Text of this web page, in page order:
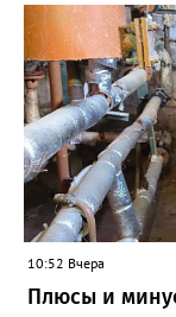
«Благодаря её
сильный
ценностями и
Ивановна навсегда
руководителем,
говорится в
соболезнования
Златоуста Олег
важнейших
людях: в тех
учениках, которых
«Отличник
доблестный труд»,
награды и
школы, который
10:52 Вчера
Плюсы и